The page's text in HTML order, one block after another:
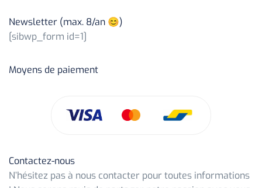
Newsletter (max. 8/an 😊)
[sibwp_form id=1]
Moyens de paiement
Contactez-nous
N’hésitez pas à nous contacter pour toutes informations